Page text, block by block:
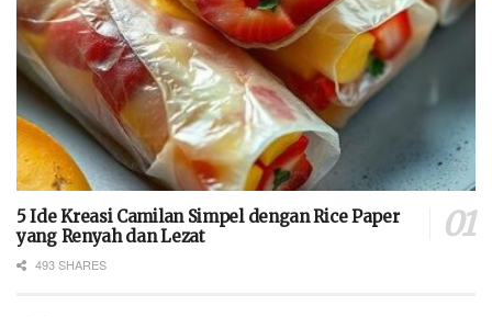
5 Ide Kreasi Camilan Simpel dengan Rice Paper
yang Renyah dan Lezat
493 SHARES